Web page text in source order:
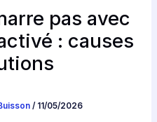
pas avec
: causes
/ 11/05/2026